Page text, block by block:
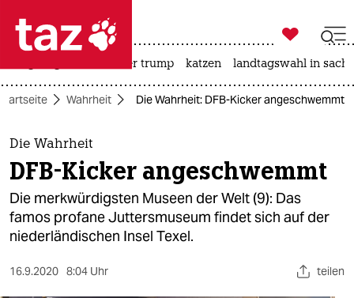
 taz zahl ich
taz zahl ich
themen
politik
öko

taz zahl ich
usa unter trump katzen landtagswahl in
Wahrheit Die Wahrheit: DFB-Kicker angeschwemmt
Die Wahrheit
DFB-Kicker angeschwemmt
Die merkwürdigsten Museen der Welt (9): Das
famos profane Juttersmuseum findet sich auf der
niederländischen Insel Texel.
16.9.2020 8:04 Uhr teilen